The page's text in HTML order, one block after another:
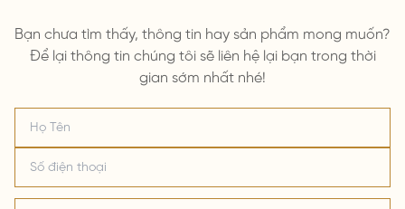
Bạn chưa tìm thấy, thông tin hay sản phẩm mong muốn?
Để lại thông tin chúng tôi sẽ liên hệ lại bạn trong thời
gian sớm nhất nhé!